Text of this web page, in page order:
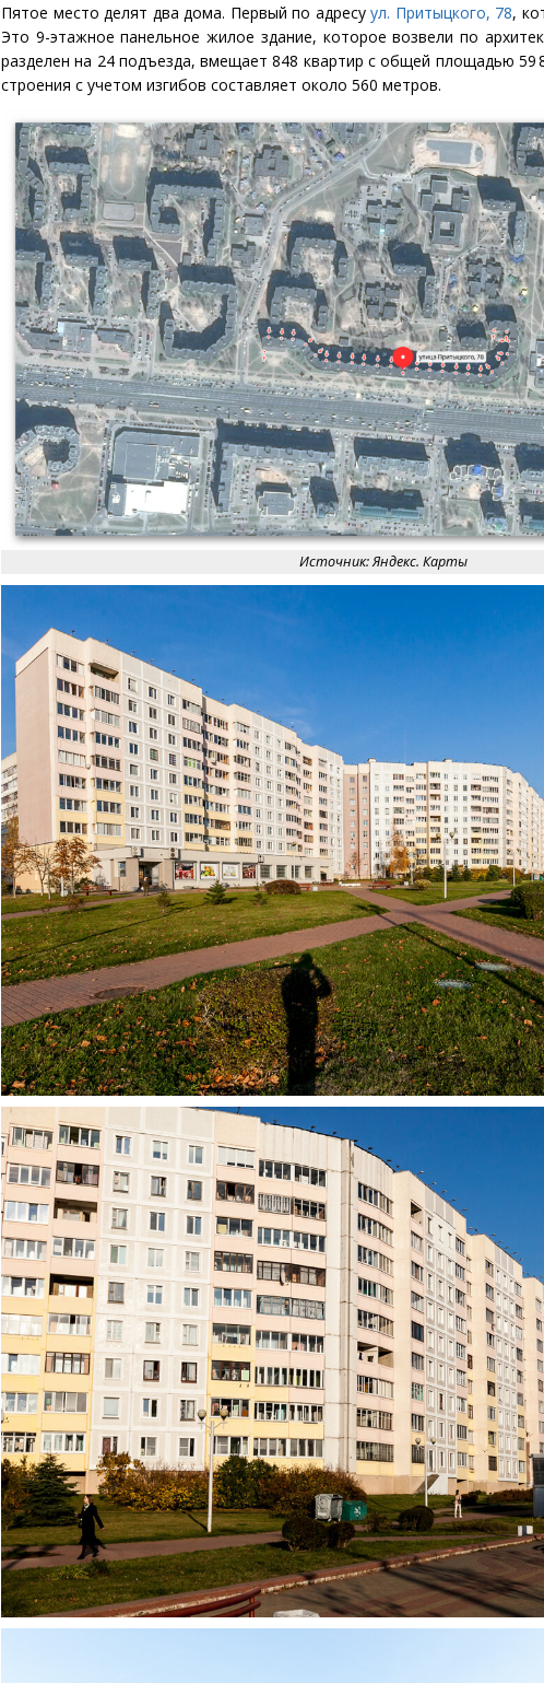
Пятое место делят два дома. Первый по адресуул. Притыцкого, 78,
Это 9-этажное панельное жилое здание, которое возвели по
разделен на 24 подъезда, вмещает 848 квартир с общей площадью 59
строения с учетом изгибов составляет около 560 метров.
Источник: Яндекс. Карты